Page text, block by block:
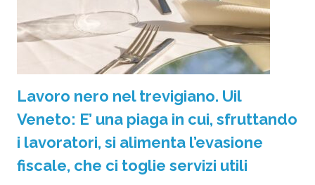
Lavoro nero nel trevigiano. Uil
Veneto: E’ una piaga in cui, sfruttando
i lavoratori, si alimenta l’evasione
fiscale, che ci toglie servizi utili